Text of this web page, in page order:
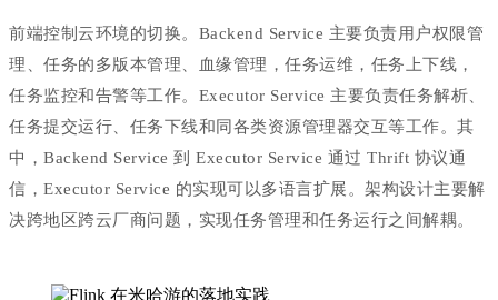
前端控制云环境的切换。Backend Service 主要负责用户权限管
理、任务的多版本管理、血缘管理，任务运维，任务上下线，
任务监控和告警等工作。Executor Service 主要负责任务解析、
任务提交运行、任务下线和同各类资源管理器交互等工作。其
中，Backend Service 到 Executor Service 通过 Thrift 协议通
信，Executor Service 的实现可以多语言扩展。架构设计主要解
决跨地区跨云厂商问题，实现任务管理和任务运行之间解耦。